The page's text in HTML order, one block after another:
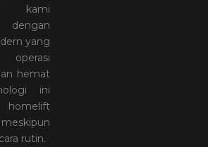
kami
yang
operasi
hemat
ini
rutin.